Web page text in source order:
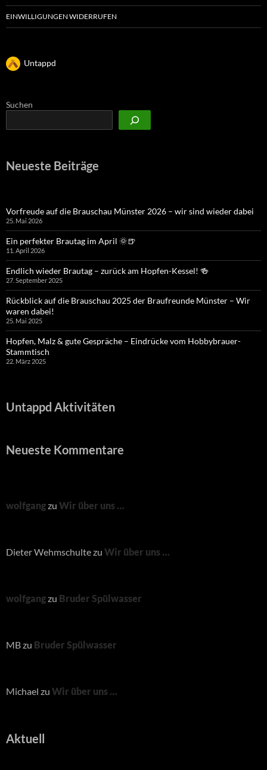
EINWILLIGUNGEN WIDERRUFEN
Untappd
Suchen
Neueste Beiträge
Vorfreude auf die Brauschau Münster 2026 – wir sind wieder dabei
25. Mai 2026
Ein perfekter Brautag im April 🌞🍺
11. April 2026
Endlich wieder Brautag – zurück am Hopfen-Kessel! 🍻
27. September 2025
Rückblick auf die Brauschau 2025 der Braufreunde Münster – Wir
waren dabei!
25. Mai 2025
Hopfen, Malz & gute Gespräche – Eindrücke vom Hobbybrauer-
Stammtisch
22. März 2025
Untappd Aktivitäten
Neueste Kommentare
wolfgangzu Wir über uns …
Dieter Wehmschultezu Wir über uns …
wolfgangzu Bruder Spülwasser
MBzu Bruder Spülwasser
Michael zu Wir über uns …
Aktuell